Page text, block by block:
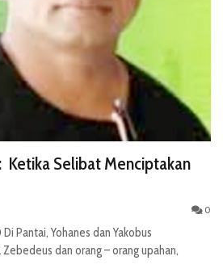
Ketika Selibat Menciptakan
0
Pantai, Yohanes dan Yakobus
dan orang – orang upahan,